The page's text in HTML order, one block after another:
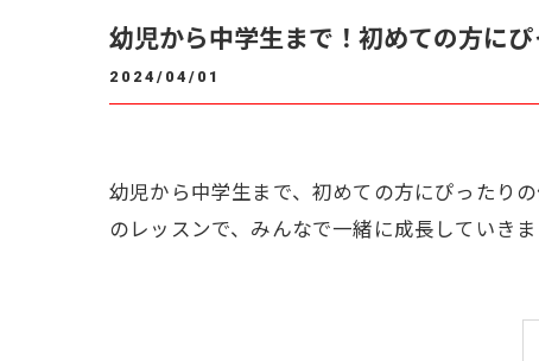
幼児から中学生まで！初めての方に
2024/04/01
幼児から中学生まで、初めての方にぴったり
のレッスンで、みんなで一緒に成長していき